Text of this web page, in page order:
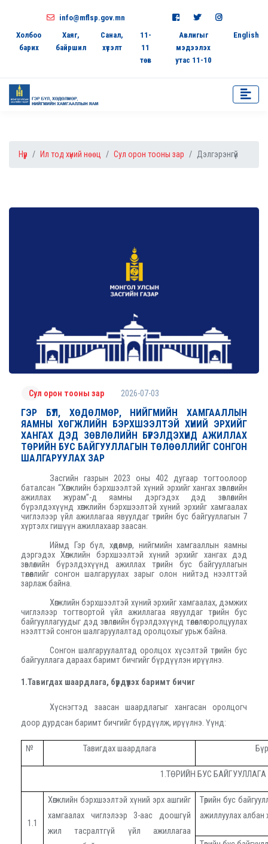
info@mflsp.gov.mn
Холбоо
барих
Хаяг,
байршил
Санал,
хүсэлт
11-
11
төв
Авлигыг
мэдээлэх
утас 11-10
English
Нүүр Ил тод хүний нөөц Сул орон тооны зар Дэлгэрэнгүй
Сул орон тооны зар 2026-07-03
ГЭР БҮЛ, ХӨДӨЛМӨР, НИЙГМИЙН ХАМГААЛЛЫН
ЯАМНЫ ХӨГЖЛИЙН БЭРХШЭЭЛТЭЙ ХҮНИЙ ЭРХИЙГ
ХАНГАХ ДЭД ЗӨВЛӨЛИЙН БҮРЭЛДЭХҮҮНД АЖИЛЛАХ
ТӨРИЙН БУС БАЙГУУЛЛАГЫН ТӨЛӨӨЛЛИЙГ СОНГОН
ШАЛГАРУУЛАХ ЗАР
Засгийн газрын 2023 оны 402 дугаар тогтоолоор
баталсан “Хөгжлийн бэрхшээлтэй хүний эрхийг хангах зөвлөлийн
ажиллах журам”-д яамны дэргэдэх дэд зөвлөлийн
бүрэлдэхүүнд хөгжлийн бэрхшээлтэй хүний эрхийг хамгаалах
чиглэлээр үйл ажиллагаа явуулдаг төрийн бус байгууллагын 7
хүртэлх гишүүн ажиллахаар заасан.
Иймд Гэр бүл, хөдөлмөр, нийгмийн хамгааллын яамны
дэргэдэх Хөгжлийн бэрхшээлтэй хүний эрхийг хангах дэд
зөвлөлийн бүрэлдэхүүнд ажиллах төрийн бус байгууллагын
төлөөллийг сонгон шалгаруулах зарыг олон нийтэд нээлттэй
зарлаж байна.
Хөгжлийн бэрхшээлтэй хүний эрхийг хамгаалах, дэмжих
чиглэлээр тогтвортой үйл ажиллагаа явуулдаг төрийн бус
байгууллагуудыг дэд зөвлөлийн бүрэлдэхүүнд төлөөллөө оролцуулах
нээлттэй сонгон шалгаруулалтад оролцохыг урьж байна.
Сонгон шалгаруулалтад оролцох хүсэлтэй төрийн бус
байгууллага дараах баримт бичгийг бүрдүүлэн ирүүлнэ.
1.Тавигдах шаардлага, бүрдүүлэх баримт бичиг
Хүснэгтэд заасан шаардлагыг хангасан оролцогч
доор дурдсан баримт бичгийг бүрдүүлж, ирүүлнэ. Үүнд:
№ Тавигдах шаардлага
1.ТӨРИЙН БУС БАЙГУУЛЛАГА
1.1
Хөгжлийн бэрхшээлтэй хүний эрх ашгийг
хамгаалах чиглэлээр 3-аас доошгүй
жил тасралтгүй үйл ажиллагаа
Төрийн бус
ажиллуулах албан